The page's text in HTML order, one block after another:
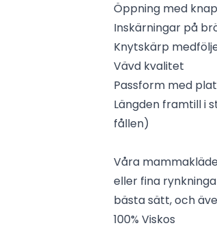
Öppning med
Inskärningar på
Knytskärp
Vävd kvalitet
Passform med
Längden framtill i
fållen)
Våra
eller fina
bästa sätt, och
100% Viskos